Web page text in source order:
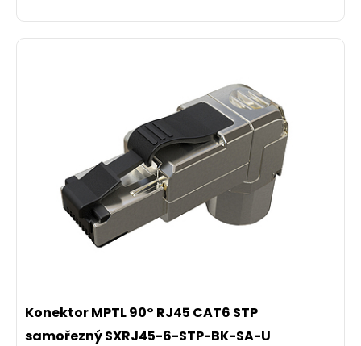
Konektor MPTL 90° RJ45 CAT6 STP
samořezný SXRJ45-6-STP-BK-SA-U